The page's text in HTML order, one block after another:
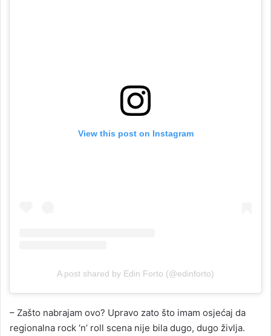
View this post on Instagram
A post shared by Edin Forto (@edinforto)
– Zašto nabrajam ovo? Upravo zato što imam osjećaj da
regionalna rock ‘n’ roll scena nije bila dugo, dugo življa.